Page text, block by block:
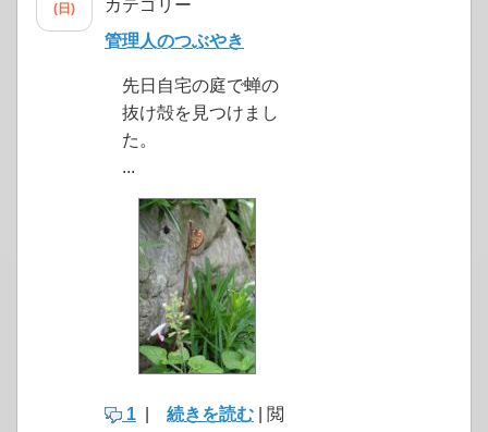
(日)
カテゴリー
管理人のつぶやき
先日自宅の庭で蝉の
抜け殻を見つけまし
た。
...
1 続きを読む | 閲